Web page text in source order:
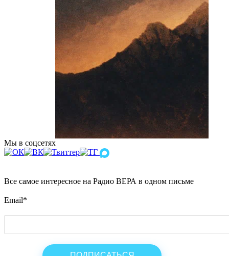
Мы в соцсетях
Все самое интересное на Радио ВЕРА в одном письме
Email*